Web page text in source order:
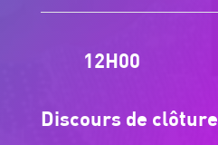
12H00
Discours de clôture